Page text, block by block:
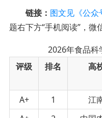
链接： 图文见《公众
题右下方“手机阅读”，微
2026年食品科
评级
排名 高
A+
1 江